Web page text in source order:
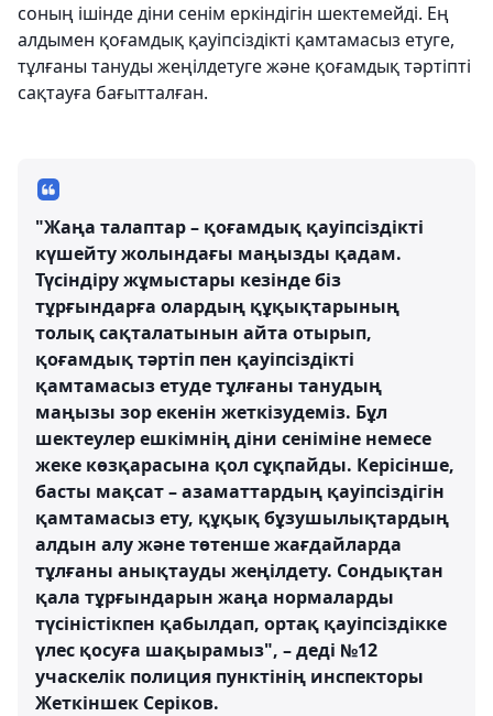
соның ішінде діни сенім еркіндігін шектемейді. Ең
алдымен қоғамдық қауіпсіздікті қамтамасыз етуге,
тұлғаны тануды жеңілдетуге және қоғамдық тәртіпті
сақтауға бағытталған.
"Жаңа талаптар – қоғамдық қауіпсіздікті
күшейту жолындағы маңызды қадам.
Түсіндіру жұмыстары кезінде біз
тұрғындарға олардың құқықтарының
толық сақталатынын айта отырып,
қоғамдық тәртіп пен қауіпсіздікті
қамтамасыз етуде тұлғаны танудың
маңызы зор екенін жеткізудеміз. Бұл
шектеулер ешкімнің діни сеніміне немесе
жеке көзқарасына қол сұқпайды. Керісінше,
басты мақсат – азаматтардың қауіпсіздігін
қамтамасыз ету, құқық бұзушылықтардың
алдын алу және төтенше жағдайларда
тұлғаны анықтауды жеңілдету. Сондықтан
қала тұрғындарын жаңа нормаларды
түсіністікпен қабылдап, ортақ қауіпсіздікке
үлес қосуға шақырамыз", – деді №12
учаскелік полиция пунктінің инспекторы
Жеткіншек Серіков.